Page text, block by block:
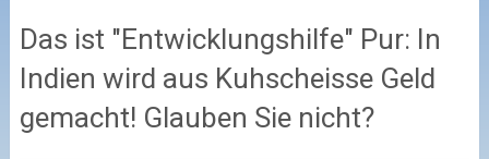
Das ist "Entwicklungshilfe" Pur: In
Indien wird aus Kuhscheisse Geld
gemacht! Glauben Sie nicht?